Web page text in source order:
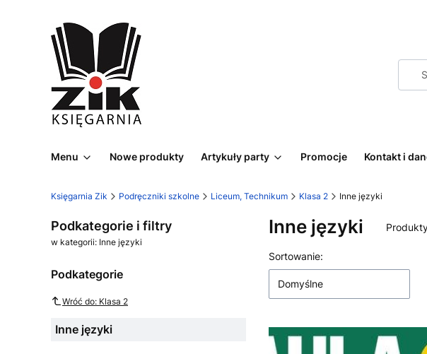
Menu Nowe produkty Artykuły party Promocje Kontakt i
Księgarnia Zik Podręczniki szkolne Liceum, Technikum Klasa 2 Inne języki
Podkategorie i filtry
w kategorii: Inne języki
Podkategorie
Wróć do: Klasa 2
Inne języki
Inne języki
Lista produktów
Sortowanie:
Domyślne